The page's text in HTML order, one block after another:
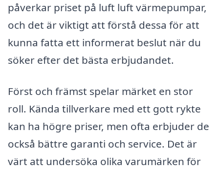
påverkar priset på luft luft värmepumpar,
och det är viktigt att förstå dessa för att
kunna fatta ett informerat beslut när du
söker efter det bästa erbjudandet.
Först och främst spelar märket en stor
roll. Kända tillverkare med ett gott rykte
kan ha högre priser, men ofta erbjuder de
också bättre garanti och service. Det är
värt att undersöka olika varumärken för